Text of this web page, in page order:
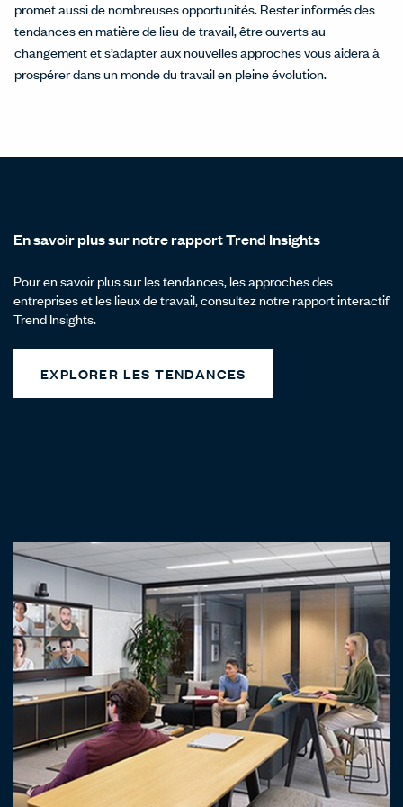
promet aussi de nombreuses opportunités. Rester informés des
tendances en matière de lieu de travail, être ouverts au
changement et s’adapter aux nouvelles approches vous aidera à
prospérer dans un monde du travail en pleine évolution.
En savoir plus sur notre rapport Trend Insights
Pour en savoir plus sur les tendances, les approches des
entreprises et les lieux de travail, consultez notre rapport interactif
Trend Insights.
EXPLORER LES TENDANCES